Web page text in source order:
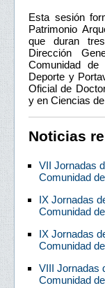
Esta sesión
Patrimonio
que duran
Dirección
Comunidad
Deporte y
Oficial de
y en Ciencias
Noticias
VII Jornadas
Comunidad
IX Jornadas
Comunidad
IX Jornadas
Comunidad
VIII Jornadas
Comunidad